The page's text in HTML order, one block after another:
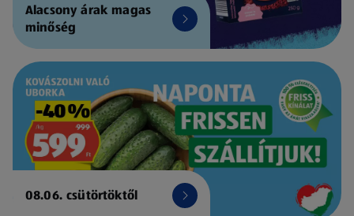
Alacsony árak magas
minőség
08.06. csütörtöktől